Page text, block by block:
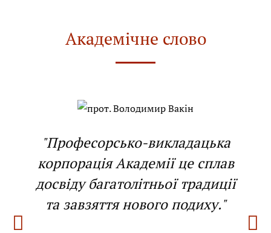
Академічне слово
"Професорсько-викладацька
корпорація Академії це сплав
досвіду багатолітньої традиції
та завзяття нового подиху."